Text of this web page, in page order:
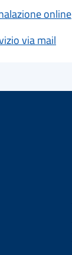
online
via mail